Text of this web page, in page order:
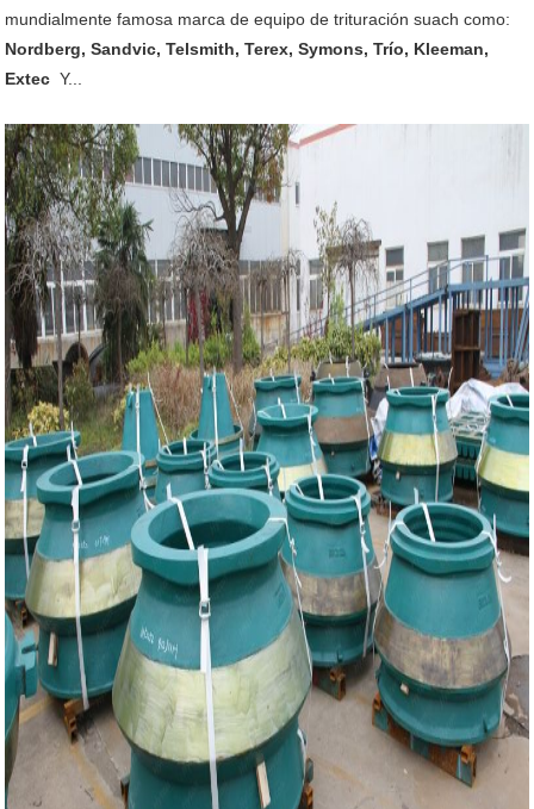
mundialmente famosa marca de equipo de trituración suach como:
Nordberg, Sandvic, Telsmith, Terex, Symons, Trío, Kleeman,
Extec Y...